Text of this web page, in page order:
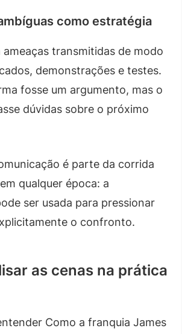
como estratégia
transmitidas de modo
demonstrações e testes.
fosse um argumento, mas o
dúvidas sobre o próximo
é parte da corrida
qualquer época: a
ser usada para pressionar
o confronto.
as cenas na prática
Como a franquia James